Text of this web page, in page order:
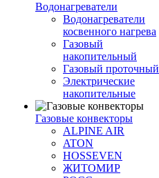
Водонагреватели
Водонагреватели
косвенного нагрева
Газовый
накопительный
Газовый проточный
Электрические
накопительные
Газовые конвекторы
ALPINE AIR
ATON
HOSSEVEN
ЖИТОМИР